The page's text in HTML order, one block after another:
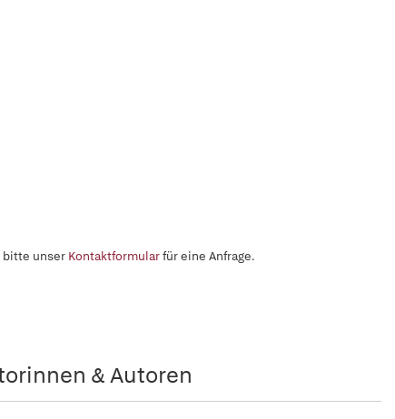
bitte unser Kontaktformularfür eine Anfrage.
& Autoren